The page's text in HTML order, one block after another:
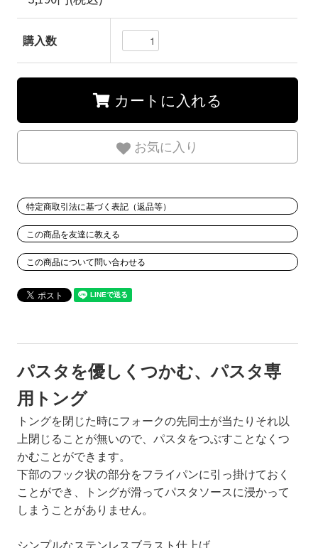
購入数
カートに入れる
お気に入り
特定商取引法に基づく表記（返品等）
この商品を友達に教える
この商品について問い合わせる
パスタを優しくつかむ、パスタ専
用トング
トングを閉じた時にフォークの先同士が当たりそれ以
上閉じることが無いので、パスタをつぶすことなくつ
かむことができます。
下部のフック状の部分をフライパンに引っ掛けておく
ことができ、トングが滑ってパスタソースに浸かって
しまうことがありません。
シンプルなステンレスブラスト仕上げ。